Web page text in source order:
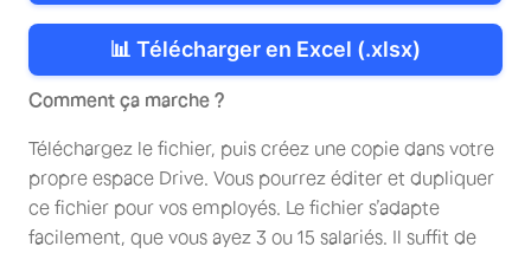
📊 Télécharger en Excel (.xlsx)
Comment ça marche ?
Téléchargez le fichier, puis créez une copie dans votre
propre espace Drive. Vous pourrez éditer et dupliquer
ce fichier pour vos employés. Le fichier s’adapte
facilement, que vous ayez 3 ou 15 salariés. Il suffit de